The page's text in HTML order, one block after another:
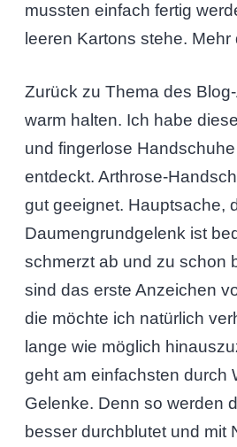
mussten einfach fertig
leeren Kartons stehe.
Zurück zu Thema des
warm halten. Ich habe
und fingerlose
entdeckt. Arthrose-
gut geeignet. Hauptsache,
Daumengrundgelenk ist
schmerzt ab und zu schon
sind das erste Anzeichen
die möchte ich natürlich
lange wie möglich
geht am einfachsten durch
Gelenke. Denn so werden
besser durchblutet und mit